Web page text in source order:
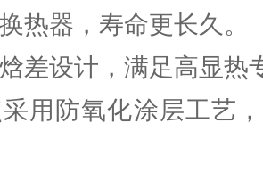
热器，寿命更长久。
差设计，满足高显热
用防氧化涂层工艺